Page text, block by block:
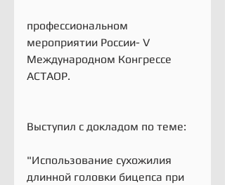
профессиональном
мероприятии России- V
Международном Конгрессе
АСТАОР.
Выступил с докладом по теме:
"Использование сухожилия
длинной головки бицепса при